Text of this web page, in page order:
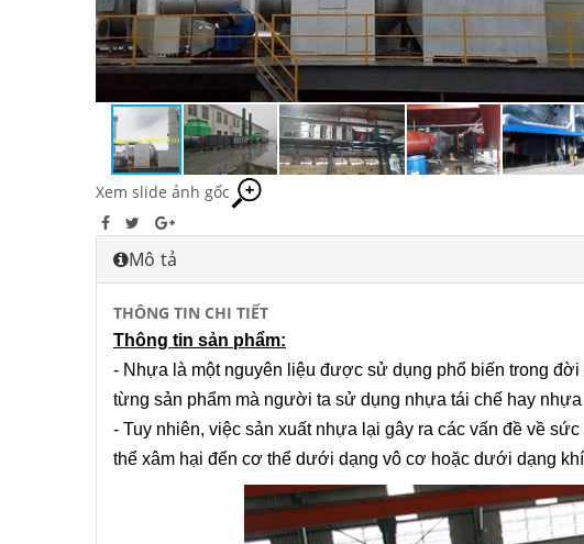
Xem slide ảnh gốc
Mô tả
THÔNG TIN CHI TIẾT
Thông tin sản phẩm:
- Nhựa là một nguyên liệu được sử dụng phổ biến trong
từng sản phẩm mà người ta sử dụng nhựa tái chế hay
- Tuy nhiên, việc sản xuất nhựa lại gây ra các vấn đề về
thể xâm hại đến cơ thể dưới dạng vô cơ hoặc dưới dạng